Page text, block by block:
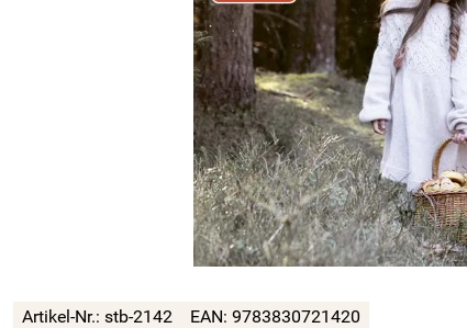
Artikel-Nr.: stb-2142 EAN: 9783830721420